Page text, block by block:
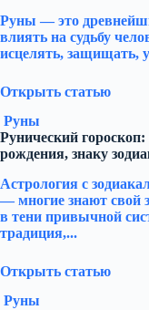
Руны — это
влиять на судьбу
исцелять, защищать,
Открыть статью
Руны
Рунический
рождения, знаку
Астрология с
— многие знают свой
в тени привычной
традиция,...
Открыть статью
Руны